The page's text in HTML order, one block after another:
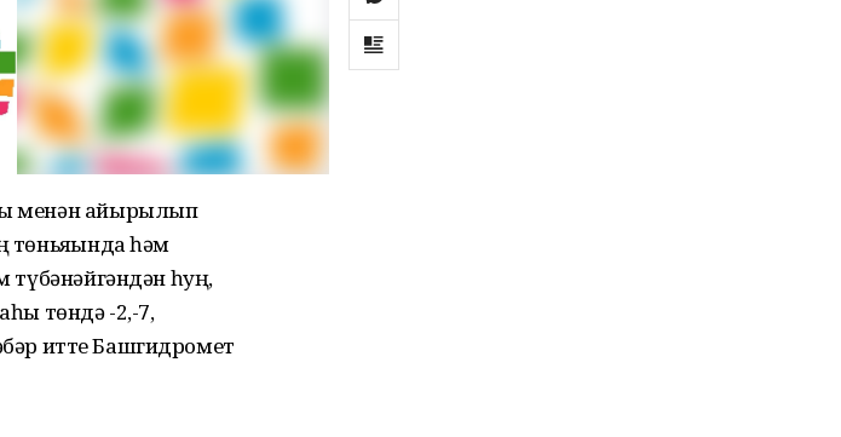
менән айырылып
һәм
һуң,
төндә -2,-7,
итте Башгидромет